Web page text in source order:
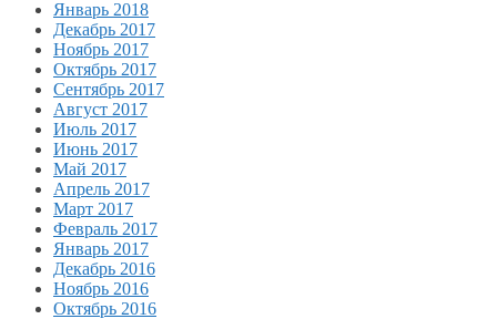
Январь 2018
Декабрь 2017
Ноябрь 2017
Октябрь 2017
Сентябрь 2017
Август 2017
Июль 2017
Июнь 2017
Май 2017
Апрель 2017
Март 2017
Февраль 2017
Январь 2017
Декабрь 2016
Ноябрь 2016
Октябрь 2016